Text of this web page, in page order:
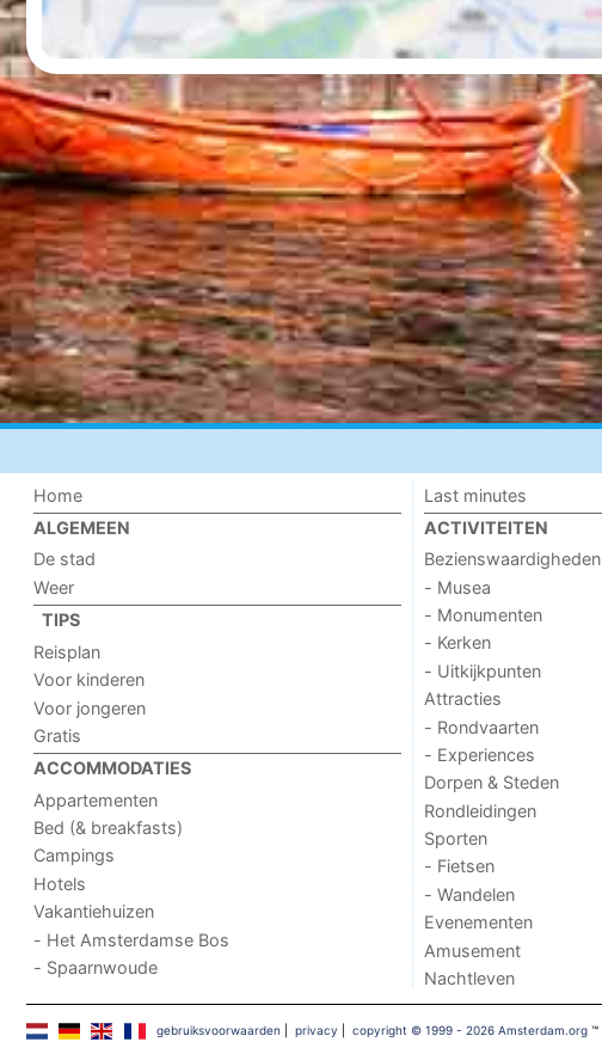
Home
ALGEMEEN
De stad
Weer
TIPS
Reisplan
Voor kinderen
Voor jongeren
Gratis
ACCOMMODATIES
Appartementen
Bed (& breakfasts)
Campings
Hotels
Vakantiehuizen
- Het Amsterdamse Bos
- Spaarnwoude
Last minutes
ACTIVITEITEN
Bezienswaardigheden
- Musea
- Monumenten
- Kerken
- Uitkijkpunten
Attracties
- Rondvaarten
- Experiences
Dorpen & Steden
Rondleidingen
Sporten
- Fietsen
- Wandelen
Evenementen
Amusement
Nachtleven
gebruiksvoorwaarden privacy copyright © 1999 - 2026 Amsterdam.org™